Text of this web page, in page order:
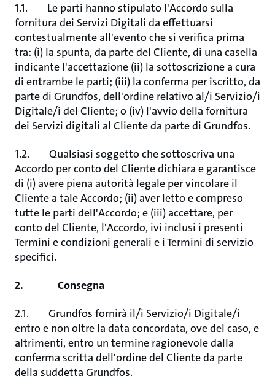
1.1. Le parti hanno stipulato l'Accordo sulla
fornitura dei Servizi Digitali da effettuarsi
contestualmente all'evento che si verifica prima
tra: (i) la spunta, da parte del Cliente, di una casella
indicante l'accettazione (ii) la sottoscrizione a cura
di entrambe le parti; (iii) la conferma per iscritto, da
parte di Grundfos, dell'ordine relativo al/i Servizio/i
Digitale/i del Cliente; o (iv) l'avvio della fornitura
dei Servizi digitali al Cliente da parte di Grundfos.
1.2. Qualsiasi soggetto che sottoscriva una
Accordo per conto del Cliente dichiara e garantisce
di (i) avere piena autorità legale per vincolare il
Cliente a tale Accordo; (ii) aver letto e compreso
tutte le parti dell'Accordo; e (iii) accettare, per
conto del Cliente, l'Accordo, ivi inclusi i presenti
Termini e condizioni generali e i Termini di servizio
specifici.
2. Consegna
2.1. Grundfos fornirà il/i Servizio/i Digitale/i
entro e non oltre la data concordata, ove del caso, e
altrimenti, entro un termine ragionevole dalla
conferma scritta dell'ordine del Cliente da parte
della suddetta Grundfos.